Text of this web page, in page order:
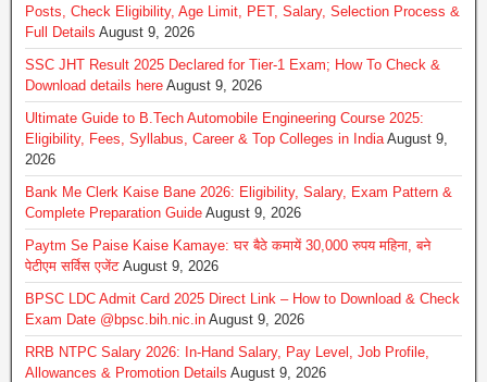
Posts, Check Eligibility, Age Limit, PET, Salary, Selection Process &
Full Details August 9, 2026
SSC JHT Result 2025 Declared for Tier-1 Exam; How To Check &
Download details here August 9, 2026
Ultimate Guide to B.Tech Automobile Engineering Course 2025:
Eligibility, Fees, Syllabus, Career & Top Colleges in India August 9,
2026
Bank Me Clerk Kaise Bane 2026: Eligibility, Salary, Exam Pattern &
Complete Preparation Guide August 9, 2026
Paytm Se Paise Kaise Kamaye: घर बैठे कमायें 30,000 रुपय महिना, बने
पेटीएम सर्विस एजेंट August 9, 2026
BPSC LDC Admit Card 2025 Direct Link – How to Download & Check
Exam Date @bpsc.bih.nic.in August 9, 2026
RRB NTPC Salary 2026: In-Hand Salary, Pay Level, Job Profile,
Allowances & Promotion Details August 9, 2026